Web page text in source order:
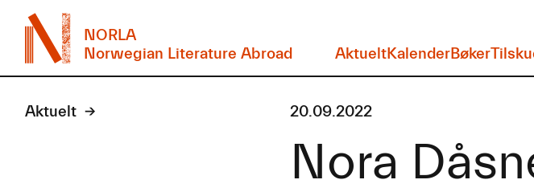
NORLA
Norwegian Literature Abroad
AktueltKalenderBøker
Aktuelt 20.09.2022
Nora